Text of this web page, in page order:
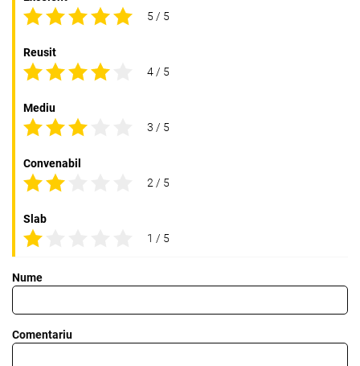
5 / 5
Reusit
4 / 5
Mediu
3 / 5
Convenabil
2 / 5
Slab
1 / 5
Nume
Comentariu